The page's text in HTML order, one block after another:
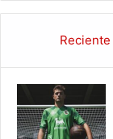
Reciente